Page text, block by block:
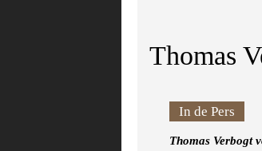
Thomas
In de Pers
Thomas Verbogt